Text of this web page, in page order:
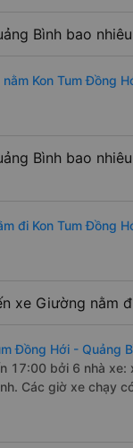
Bình bao
Kon Tum Đồng
Bình bao
đi Kon Tum Đồng
xe Giường nằm
Đồng Hới - Quảng
17:00 bởi 6 nhà xe:
Các giờ xe chạy